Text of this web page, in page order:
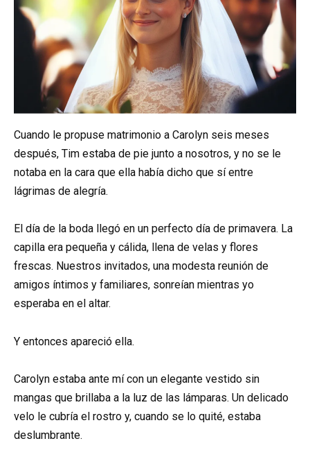
Cuando le propuse matrimonio a Carolyn seis meses
después, Tim estaba de pie junto a nosotros, y no se le
notaba en la cara que ella había dicho que sí entre
lágrimas de alegría.
El día de la boda llegó en un perfecto día de primavera. La
capilla era pequeña y cálida, llena de velas y flores
frescas. Nuestros invitados, una modesta reunión de
amigos íntimos y familiares, sonreían mientras yo
esperaba en el altar.
Y entonces apareció ella.
Carolyn estaba ante mí con un elegante vestido sin
mangas que brillaba a la luz de las lámparas. Un delicado
velo le cubría el rostro y, cuando se lo quité, estaba
deslumbrante.